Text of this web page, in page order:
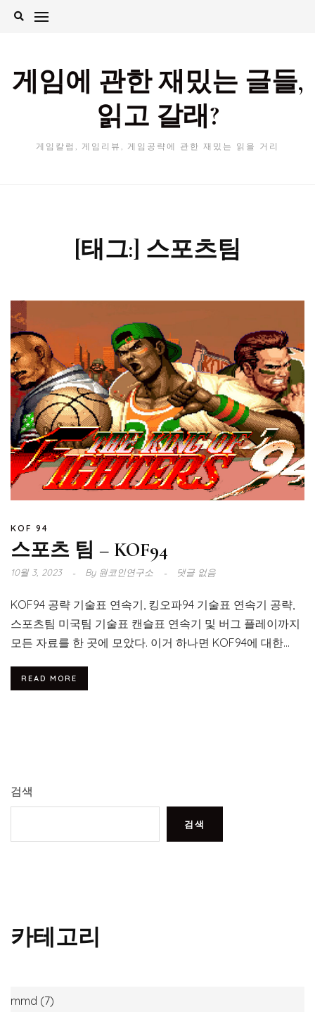
Skip
게임에 관한 재밌는 글들,
읽고 갈래?
게임칼럼, 게임리뷰, 게임공략에 관한 재밌는 읽을 거리
[태그:] 스포츠팀
KOF 94
스포츠 팀 – KOF94
10월 3, 2023 By원코인연구소 댓글 없음
KOF94 공략 기술표 연속기, 킹오파94 기술표 연속기 공략,
스포츠팀 미국팀 기술표 캔슬표 연속기 및 버그 플레이까지
모든 자료를 한 곳에 모았다. 이거 하나면 KOF94에 대한...
READ MORE
검색
검색
카테고리
mmd (7)